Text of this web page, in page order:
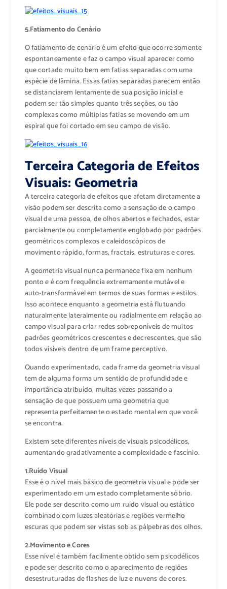
5.Fatiamento do Cenário
O fatiamento de cenário é um efeito que ocorre somente
espontaneamente e faz o campo visual aparecer como
que cortado muito bem em fatias separadas com uma
espécie de lâmina. Essas fatias separadas parecem então
se distanciarem lentamente de sua posição inicial e
podem ser tão simples quanto três seções, ou tão
complexas como múltiplas fatias se movendo em um
espiral que foi cortado em seu campo de visão.
Terceira Categoria de Efeitos
Visuais: Geometria
A terceira categoria de efeitos que afetam diretamente a
visão podem ser descrita como a sensação de o campo
visual de uma pessoa, de olhos abertos e fechados, estar
parcialmente ou completamente englobado por padrões
geométricos complexos e caleidoscópicos de
movimento rápido, formas, fractais, estruturas e cores.
A geometria visual nunca permanece fixa em nenhum
ponto e é com frequência extremamente mutável e
auto-transformável em termos de suas formas e estilos.
Isso acontece enquanto a geometria está flutuando
naturalmente lateralmente ou radialmente em relação ao
campo visual para criar redes sobreponíveis de muitos
padrões geométricos crescentes e decrescentes, que são
todos visíveis dentro de um frame perceptivo.
Quando experimentado, cada frame da geometria visual
tem de alguma forma um sentido de profundidade e
importância atribuído, muitas vezes passando a
sensação de que possuem uma geometria que
representa perfeitamente o estado mental em que você
se encontra.
Existem sete diferentes níveis de visuais psicodélicos,
aumentando gradativamente a complexidade e fascínio.
1.Ruído Visual
Esse é o nível mais básico de geometria visual e pode ser
experimentado em um estado completamente sóbrio.
Ele pode ser descrito como um ruído visual ou estático
combinado com luzes aleatórias e regiões vermelho
escuras que podem ser vistas sob as pálpebras dos olhos.
2.Movimento e Cores
Esse nível é também facilmente obtido sem psicodélicos
e pode ser descrito como o aparecimento de regiões
desestruturadas de flashes de luz e nuvens de cores.